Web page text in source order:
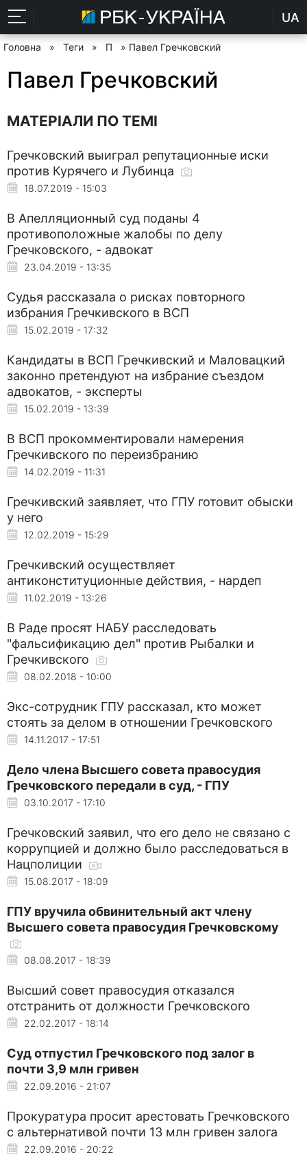
UA
Головна » Теги » П » Павел Гречковский
Павел Гречковский
МАТЕРІАЛИ ПО ТЕМІ
Гречковский выиграл репутационные иски
против Курячего и Лубинца
18.07.2019 - 15:03
В Апелляционный суд поданы 4
противоположные жалобы по делу
Гречковского, - адвокат
23.04.2019 - 13:35
Судья рассказала о рисках повторного
избрания Гречкивского в ВСП
15.02.2019 - 17:32
Кандидаты в ВСП Гречкивский и Маловацкий
законно претендуют на избрание съездом
адвокатов, - эксперты
15.02.2019 - 13:39
В ВСП прокомментировали намерения
Гречкивского по переизбранию
14.02.2019 - 11:31
Гречкивский заявляет, что ГПУ готовит обыски
у него
12.02.2019 - 15:29
Гречкивский осуществляет
антиконституционные действия, - нардеп
11.02.2019 - 13:26
В Раде просят НАБУ расследовать
"фальсификацию дел" против Рыбалки и
Гречкивского
08.02.2018 - 10:00
Экс-сотрудник ГПУ рассказал, кто может
стоять за делом в отношении Гречковского
14.11.2017 - 17:51
Дело члена Высшего совета правосудия
Гречковского передали в суд, - ГПУ
03.10.2017 - 17:10
Гречковский заявил, что его дело не связано с
коррупцией и должно было расследоваться в
Нацполиции
15.08.2017 - 18:09
ГПУ вручила обвинительный акт члену
Высшего совета правосудия Гречковскому
08.08.2017 - 18:39
Высший совет правосудия отказался
отстранить от должности Гречковского
22.02.2017 - 18:14
Суд отпустил Гречковского под залог в
почти 3,9 млн гривен
22.09.2016 - 21:07
Прокуратура просит арестовать Гречковского
с альтернативой почти 13 млн гривен залога
22.09.2016 - 20:22